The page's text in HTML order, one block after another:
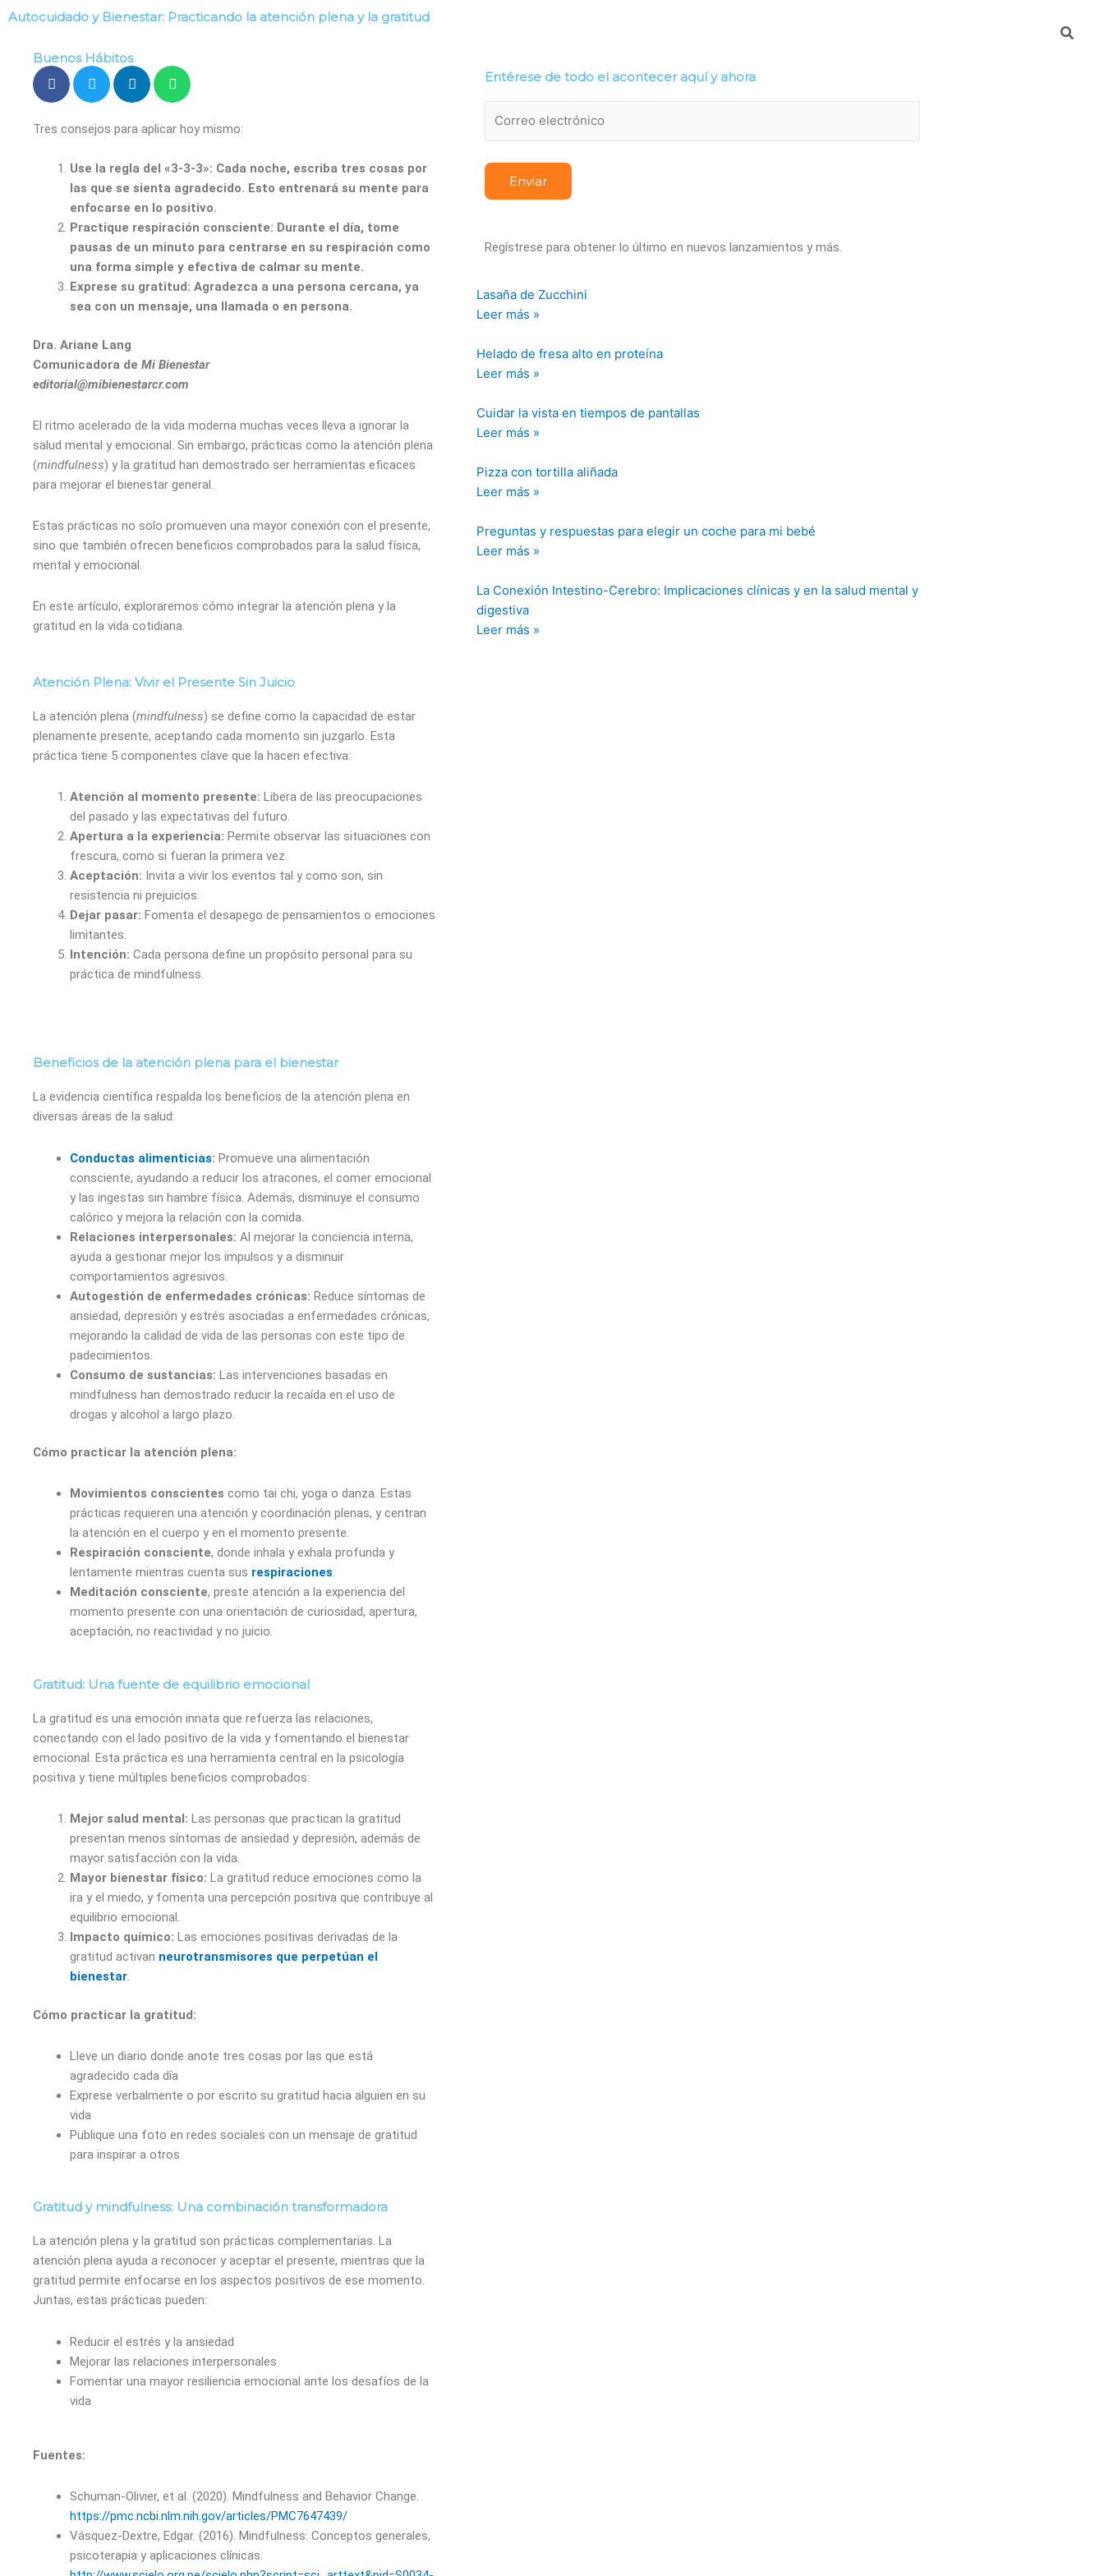
Autocuidado y Bienestar: Practicando la atención plena y la gratitud
Buenos Hábitos
Tres consejos para aplicar hoy mismo:
Use la regla del «3-3-3»: Cada noche, escriba tres cosas por
las que se sienta agradecido. Esto entrenará su mente para
enfocarse en lo positivo.
Practique respiración consciente: Durante el día, tome
pausas de un minuto para centrarse en su respiración como
una forma simple y efectiva de calmar su mente.
Exprese su gratitud: Agradezca a una persona cercana, ya
sea con un mensaje, una llamada o en persona.
Dra. Ariane Lang
Comunicadora de Mi Bienestar
editorial@mibienestarcr.com
El ritmo acelerado de la vida moderna muchas veces lleva a ignorar la
salud mental y emocional. Sin embargo, prácticas como la atención plena
(mindfulness) y la gratitud han demostrado ser herramientas eficaces
para mejorar el bienestar general.
Estas prácticas no solo promueven una mayor conexión con el presente,
sino que también ofrecen beneficios comprobados para la salud física,
mental y emocional.
En este artículo, exploraremos cómo integrar la atención plena y la
gratitud en la vida cotidiana.
Atención Plena: Vivir el Presente Sin Juicio
La atención plena (mindfulness) se define como la capacidad de estar
plenamente presente, aceptando cada momento sin juzgarlo. Esta
práctica tiene 5 componentes clave que la hacen efectiva:
Atención al momento presente: Libera de las preocupaciones
del pasado y las expectativas del futuro.
Apertura a la experiencia: Permite observar las situaciones con
frescura, como si fueran la primera vez.
Aceptación: Invita a vivir los eventos tal y como son, sin
resistencia ni prejuicios.
Dejar pasar: Fomenta el desapego de pensamientos o emociones
limitantes.
Intención: Cada persona define un propósito personal para su
práctica de mindfulness.
Beneficios de la atención plena para el bienestar
La evidencia científica respalda los beneficios de la atención plena en
diversas áreas de la salud:
Conductas alimenticias: Promueve una alimentación
consciente, ayudando a reducir los atracones, el comer emocional
y las ingestas sin hambre física. Además, disminuye el consumo
calórico y mejora la relación con la comida.
Relaciones interpersonales: Al mejorar la conciencia interna,
ayuda a gestionar mejor los impulsos y a disminuir
comportamientos agresivos.
Autogestión de enfermedades crónicas: Reduce síntomas de
ansiedad, depresión y estrés asociadas a enfermedades crónicas,
mejorando la calidad de vida de las personas con este tipo de
padecimientos.
Consumo de sustancias: Las intervenciones basadas en
mindfulness han demostrado reducir la recaída en el uso de
drogas y alcohol a largo plazo.
Cómo practicar la atención plena:
Movimientos conscientes como tai chi, yoga o danza. Estas
prácticas requieren una atención y coordinación plenas, y centran
la atención en el cuerpo y en el momento presente.
Respiración consciente, donde inhala y exhala profunda y
lentamente mientras cuenta sus respiraciones.
Meditación consciente, preste atención a la experiencia del
momento presente con una orientación de curiosidad, apertura,
aceptación, no reactividad y no juicio.
Gratitud: Una fuente de equilibrio emocional
La gratitud es una emoción innata que refuerza las relaciones,
conectando con el lado positivo de la vida y fomentando el bienestar
emocional. Esta práctica es una herramienta central en la psicología
positiva y tiene múltiples beneficios comprobados:
Mejor salud mental: Las personas que practican la gratitud
presentan menos síntomas de ansiedad y depresión, además de
mayor satisfacción con la vida.
Mayor bienestar físico: La gratitud reduce emociones como la
ira y el miedo, y fomenta una percepción positiva que contribuye al
equilibrio emocional.
Impacto químico: Las emociones positivas derivadas de la
gratitud activan neurotransmisores que perpetúan el
bienestar.
Cómo practicar la gratitud:
Lleve un diario donde anote tres cosas por las que está
agradecido cada día
Exprese verbalmente o por escrito su gratitud hacia alguien en su
vida
Publique una foto en redes sociales con un mensaje de gratitud
para inspirar a otros
Gratitud y mindfulness: Una combinación transformadora
La atención plena y la gratitud son prácticas complementarias. La
atención plena ayuda a reconocer y aceptar el presente, mientras que la
gratitud permite enfocarse en los aspectos positivos de ese momento.
Juntas, estas prácticas pueden:
Reducir el estrés y la ansiedad
Mejorar las relaciones interpersonales
Fomentar una mayor resiliencia emocional ante los desafíos de la
vida
Fuentes:
Schuman-Olivier, et al. (2020). Mindfulness and Behavior Change.
https://pmc.ncbi.nlm.nih.gov/articles/PMC7647439/
Vásquez-Dextre, Edgar. (2016). Mindfulness: Conceptos generales,
psicoterapia y aplicaciones clínicas.
Entérese de todo el acontecer aquí y ahora
Regístrese para obtener lo último en nuevos lanzamientos y más.
Lasaña de Zucchini
Leer más »
Helado de fresa alto en proteína
Leer más »
Cuidar la vista en tiempos de pantallas
Leer más »
Pizza con tortilla aliñada
Leer más »
Preguntas y respuestas para elegir un coche para mi bebé
Leer más »
La Conexión Intestino-Cerebro: Implicaciones clínicas y en la salud mental y
digestiva
Leer más »